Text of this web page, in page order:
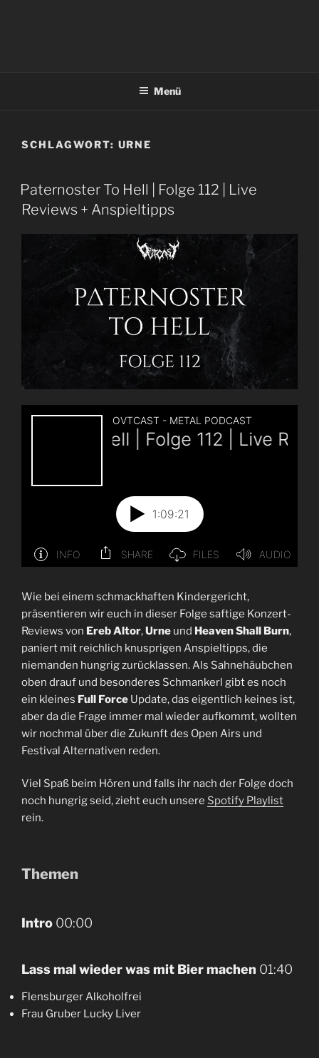
Menü
SCHLAGWORT: URNE
Paternoster To Hell | Folge 112 | Live
Reviews + Anspieltipps
Wie bei einem schmackhaften Kindergericht,
präsentieren wir euch in dieser Folge saftige Konzert-
Reviews von Ereb Altor,Urne und Heaven Shall Burn,
paniert mit reichlich knusprigen Anspieltipps, die
niemanden hungrig zurücklassen. Als Sahnehäubchen
oben drauf und besonderes Schmankerl gibt es noch
ein kleines Full Force Update, das eigentlich keines ist,
aber da die Frage immer mal wieder aufkommt, wollten
wir nochmal über die Zukunft des Open Airs und
Festival Alternativen reden.
Viel Spaß beim Hören und falls ihr nach der Folge doch
noch hungrig seid, zieht euch unsere ⁠Spotify Playlist⁠
rein.
Themen
Intro 00:00
Lass mal wieder was mit Bier machen 01:40
Flensburger Alkoholfrei
Frau Gruber Lucky Liver